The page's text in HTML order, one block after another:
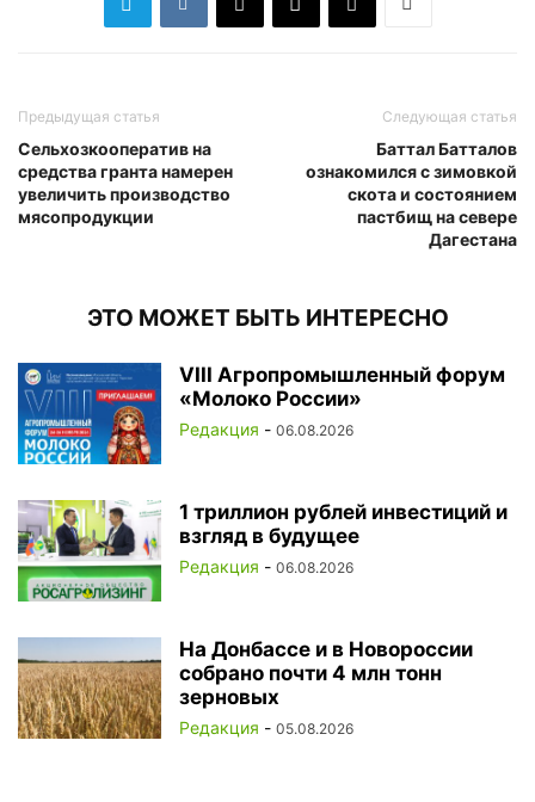
Предыдущая статья
Сельхозкооператив на
средства гранта намерен
увеличить производство
мясопродукции
Следующая статья
Баттал Батталов
ознакомился с зимовкой
скота и состоянием
пастбищ на севере
Дагестана
ЭТО МОЖЕТ БЫТЬ ИНТЕРЕСНО
VIII Агропромышленный форум
«Молоко России»
Редакция - 06.08.2026
1 триллион рублей инвестиций и
взгляд в будущее
Редакция - 06.08.2026
На Донбассе и в Новороссии
собрано почти 4 млн тонн
зерновых
Редакция - 05.08.2026